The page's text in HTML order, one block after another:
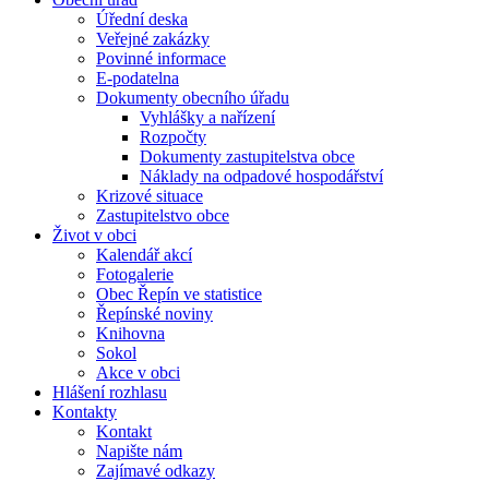
Úřední deska
Veřejné zakázky
Povinné informace
E-podatelna
Dokumenty obecního úřadu
Vyhlášky a nařízení
Rozpočty
Dokumenty zastupitelstva obce
Náklady na odpadové hospodářství
Krizové situace
Zastupitelstvo obce
Život v obci
Kalendář akcí
Fotogalerie
Obec Řepín ve statistice
Řepínské noviny
Knihovna
Sokol
Akce v obci
Hlášení rozhlasu
Kontakty
Kontakt
Napište nám
Zajímavé odkazy